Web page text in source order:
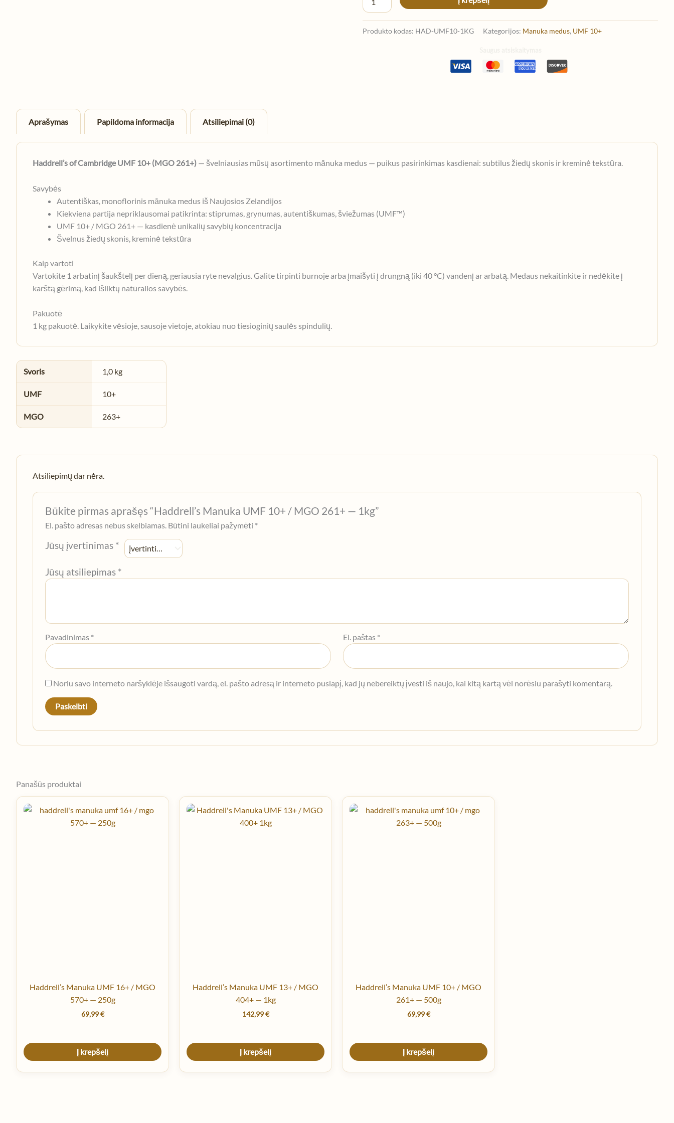
Produkto kodas: HAD-UMF10-1KG Kategorijos: Manuka medus, UMF 10+
Aprašymas Papildoma informacija Atsiliepimai (0)
Haddrell’s of Cambridge UMF 10+ (MGO 261+) — švelniausias mūsų asortimento mānuka medus — puikus pasirinkimas kasdienai: subtilus žiedų skonis ir kreminė tekstūra.
Savybės
Autentiškas, monoflorinis mānuka medus iš Naujosios Zelandijos
Kiekviena partija nepriklausomai patikrinta: stiprumas, grynumas, autentiškumas, šviežumas (UMF™)
UMF 10+ / MGO 261+ — kasdienė unikalių savybių koncentracija
Švelnus žiedų skonis, kreminė tekstūra
Kaip vartoti
Vartokite 1 arbatinį šaukštelį per dieną, geriausia ryte nevalgius. Galite tirpinti burnoje arba įmaišyti į drungną (iki 40 °C) vandenį ar arbatą. Medaus nekaitinkite ir nedėkite į
karštą gėrimą, kad išliktų natūralios savybės.
Pakuotė
1 kg pakuotė. Laikykite vėsioje, sausoje vietoje, atokiau nuo tiesioginių saulės spindulių.
Svoris 1,0 kg
UMF 10+
MGO 263+
Atsiliepimų dar nėra.
Būkite pirmas aprašęs “Haddrell’s Manuka UMF 10+ / MGO 261+ — 1kg”
El. pašto adresas nebus skelbiamas. Būtini laukeliai pažymėti *
Jūsų įvertinimas *
Jūsų atsiliepimas *
Pavadinimas * El. paštas *
Noriu savo interneto naršyklėje išsaugoti vardą, el. pašto adresą ir interneto puslapį, kad jų nebereiktų įvesti iš naujo, kai kitą kartą vėl norėsiu parašyti komentarą.
Panašūs produktai
Haddrell’s Manuka UMF 16+ / MGO
570+ — 250g
69,99€
Į krepšelį
Haddrell’s Manuka UMF 13+ / MGO
404+ — 1kg
142,99€
Į krepšelį
Haddrell’s Manuka UMF 10+ / MGO
261+ — 500g
69,99€
Į krepšelį